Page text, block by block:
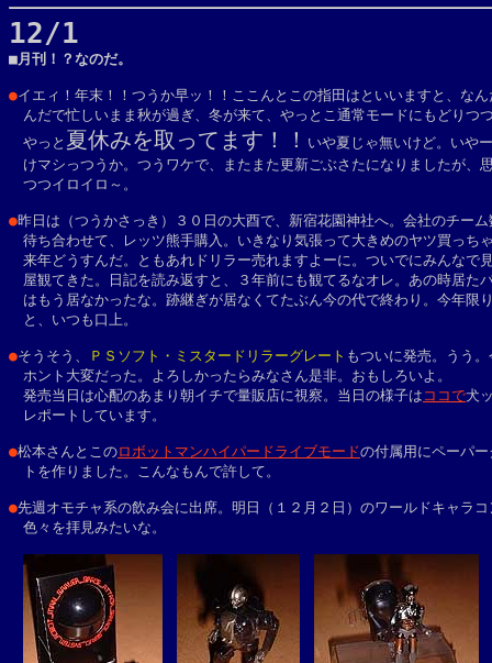
12/1
■月刊！？なのだ。
●イエィ！年末！！つうか早ッ！！ここんとこの指田はといいますと、な
んだで忙しいまま秋が過ぎ、冬が来て、やっとこ通常モードにもどりつ
やっと 夏休みを取ってます！！
いや夏じゃ無いけど。いや
けマシっつうか。つうワケで、またまた更新ごぶさたになりましたが、
つつイロイロ～。
●昨日は（つうかさっき）３０日の大酉で、新宿花園神社へ。会社のチーム
待ち合わせて、レッツ熊手購入。いきなり気張って大きめのヤツ買っち
来年どうすんだ。ともあれドリラー売れますよーに。ついでにみんなで
屋観てきた。日記を読み返すと、３年前にも観てるなオレ。あの時居た
はもう居なかったな。跡継ぎが居なくてたぶん今の代で終わり。今年限
と、いつも口上。
●そうそう、 ＰＳソフト・ミスタードリラーグレート もついに発売。うう
ホント大変だった。よろしかったらみなさん是非。おもしろいよ。
発売当日は心配のあまり朝イチで量販店に視察。当日の様子は ココで犬
レポートしています。
●松本さんとこのロボットマンハイパードライブモードの付属用にペーパー
トを作りました。こんなもんで許して。
●先週オモチャ系の飲み会に出席。明日（１２月２日）のワールドキャラコ
色々を拝見みたいな。